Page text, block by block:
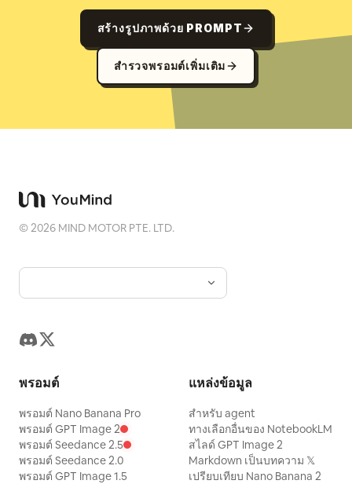
สร้างรูปภาพด้วย PROMPT
สำรวจพรอมต์เพิ่มเติม
©2026 MIND MOTOR PTE. LTD.
พรอมต์
พรอมต์ Nano Banana Pro
พรอมต์ GPT Image 2
พรอมต์ Seedance 2.5
พรอมต์ Seedance 2.0
พรอมต์ GPT Image 1.5
แหล่งข้อมูล
สำหรับ agent
ทางเลือกอื่นของ NotebookLM
สไลด์ GPT Image 2
Markdown เป็นบทความ 𝕏
เปรียบเทียบ Nano Banana 2